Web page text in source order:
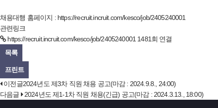
채용대행 홈페이지 : https://recruit.incruit.com/kesco/job/2405240001
관련링크
https://recruit.incruit.com/kesco/job/2405240001 1481회 연결
목록
프린트
이전글2024년도 제3차 직원 채용 공고(마감 : 2024.9.8., 24:00)
다음글
2024년도 제1-1차 직원 채용(긴급) 공고(마감 : 2024.3.13., 18:00)